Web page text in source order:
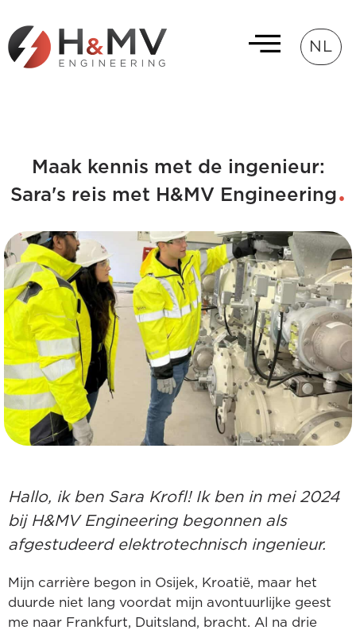
NL
Maak kennis met de ingenieur:
Sara's reis met H&MV Engineering
Hallo, ik ben Sara Krofl! Ik ben in mei 2024
bij H&MV Engineering begonnen als
afgestudeerd elektrotechnisch ingenieur.
Mijn carrière begon in Osijek, Kroatië, maar het
duurde niet lang voordat mijn avontuurlijke geest
me naar Frankfurt, Duitsland, bracht. Al na drie